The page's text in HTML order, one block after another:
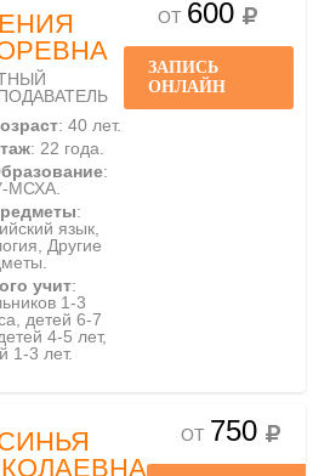
: 40 лет.
: 22 года.
:
МСХА.
:
язык,
Другие
учит:
1-3
детей 6-7
4-5 лет,
1-3 лет.
ОТ 600
ЗАПИСЬ
ОНЛАЙН
ОТ 750